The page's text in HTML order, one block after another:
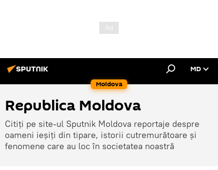
Moldova
MD
Republica Moldova
Citiți pe site-ul Sputnik Moldova reportaje despre
oameni ieșiți din tipare, istorii cutremurătoare și
fenomene care au loc în societatea noastră